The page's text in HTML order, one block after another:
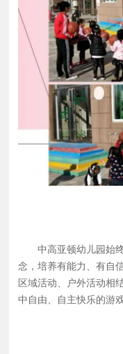
中高亚顿幼儿园始终
念，培养有能力、有自
区域活动、户外活动相
中自由、自主快乐的游